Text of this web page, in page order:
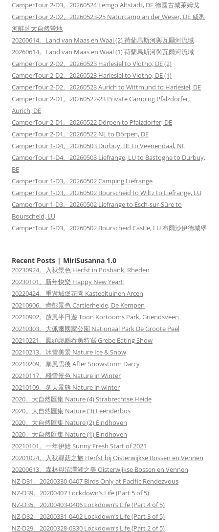
CamperTour 2-D3。20260524 Lemgo Altstadt, DE 德國古城萊姆戈
CamperTour 2-D2。20260523-25 Naturcamp an der Weser, DE 威悉
河畔的大自然營地
20260614。Land van Maas en Waal (2) 荷蘭馬斯河與瓦爾河流域
20260614。Land van Maas en Waal (1) 荷蘭馬斯河與瓦爾河流域
CamperTour 2-D2。20260523 Harlesiel to Vlotho, DE (2)
CamperTour 2-D2。20260523 Harlesiel to Vlotho, DE (1)
CamperTour 2-D2。20260523 Aurich to Wittmund to Harlesiel, DE
CamperTour 2-D1。20260522-23 Private Camping Pfalzdorfer,
Aurich, DE
CamperTour 2-D1。20260522 Dörpen to Pfalzdorfer, DE
CamperTour 2-D1。20260522 NL to Dörpen, DE
CamperTour 1-D4。20260503 Durbuy, BE to Veenendaal, NL
CamperTour 1-D4。20260503 Liefrange, LU to Bastogne to Durbuy,
BE
CamperTour 1-D3。20260502 Camping Liefrange
CamperTour 1-D3。20260502 Bourscheid to Wiltz to Liefrange, LU
CamperTour 1-D3。20260502 Liefrange to Esch-sur-Sûre to
Bourscheid, LU
CamperTour 1-D3。20260502 Bourscheid Castle, LU 布爾沙伊德城堡
Recent Posts | MiriSusanna 1.0
20230924。入秋景色 Herfst in Posbank, Rheden
20230101。新年快樂 Happy New Year!!
20220424。重遊城堡花園 Kasteeltuinen Arcen
20210906。肯彭景色 Cartierheide, De Kempen
20210902。放風半日遊 Toon Kortooms Park, Griendsveen
20210303。大佩爾國家公園 Nationaal Park De Groote Peel
20210221。鳳頭鸊鷉吞魚特寫 Grebe Eating Show
20210213。冰雪美景 Nature Ice & Snow
20210209。暴風雪後 After Snowstorm Darcy
20210117。殘雪景色 Nature in Winter
20210109。冬天景態 Nature in winter
2020。大自然匯集 Nature (4) Strabrechtse Heide
2020。大自然匯集 Nature (3) Leenderbos
2020。大自然匯集 Nature (2) Eindhoven
2020。大自然匯集 Nature (1) Eindhoven
20210101。一年伊始 Sunny Fresh Start of 2021
20201024。入秋尋菇之旅 Herfst bij Oisterwijkse Bossen en Vennen
20200613。森林與沼澤湖之美 Oisterwijkse Bossen en Vennen
NZ-D31。20200330-0407 Birds Only at Pacific Rendezvous
NZ-D39。20200407 Lockdown’s Life (Part 5 of 5)
NZ-D35。20200403-0406 Lockdown’s Life (Part 4 of 5)
NZ-D32。20200331-0402 Lockdown’s Life (Part 3 of 5)
NZ-D29。20200328-0330 Lockdown’s Life (Part 2 of 5)